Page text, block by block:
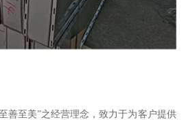
善至美”之经营理念，致力于为客户提供